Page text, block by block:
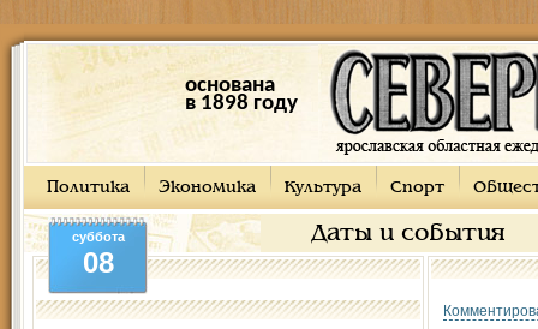
основана
в 1898 году
Политика Экономика Культура Спорт
Даты и события
суббота
08